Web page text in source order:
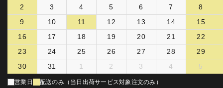
2
3 4 5 6 7
8
9
10 11 12 13 14
15
16
17 18 19 20 21
22
23
24 25 26 27 28
29
30
31 1 2 3 4 5
営業日 配送のみ（当日出荷サービス対象注文のみ）